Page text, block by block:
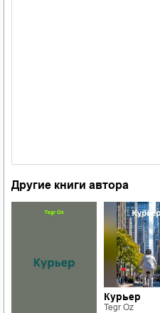
Другие книги автора
Курьер
Tegr Oz